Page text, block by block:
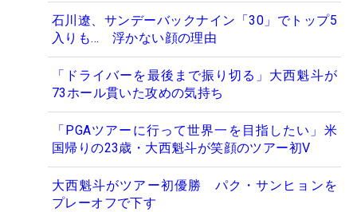
石川遼、サンデーバックナイン「30」でトップ5
入りも… 浮かない顔の理由
「ドライバーを最後まで振り切る」大西魁斗が
73ホール貫いた攻めの気持ち
「PGAツアーに行って世界一を目指したい」米
国帰りの23歳・大西魁斗が笑顔のツアー初V
大西魁斗がツアー初優勝 パク・サンヒョンを
プレーオフで下す